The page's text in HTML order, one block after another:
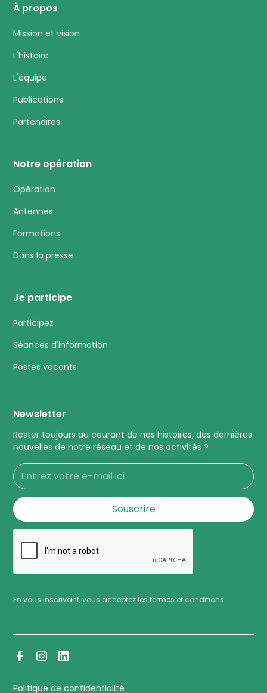
À propos
Mission et vision
L'histoire
L'équipe
Publications
Partenaires
Notre opération
Opération
Antennes
Formations
Dans la presse
Je participe
Participez
Séances d'information
Postes vacants
Newsletter
Rester toujours au courant de nos histoires, des dernières
nouvelles de notre réseau et de nos activités ?
En vous inscrivant, vous acceptez les termes et conditions
Politique de confidentialité